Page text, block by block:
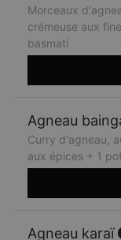
Morceaux
crémeuse aux
basmati
Agneau
Curry d'agneau,
aux épices + 1
Agneau karaï